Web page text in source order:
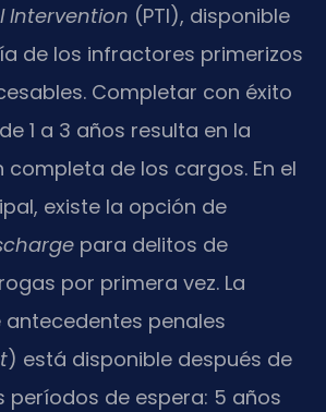
Intervention (PTI), disponible
de los infractores primerizos
Completar con éxito
1 a 3 años resulta en la
de los cargos. En el
existe la opción de
para delitos de
por primera vez. La
penales
) está disponible después de
períodos de espera: 5 años